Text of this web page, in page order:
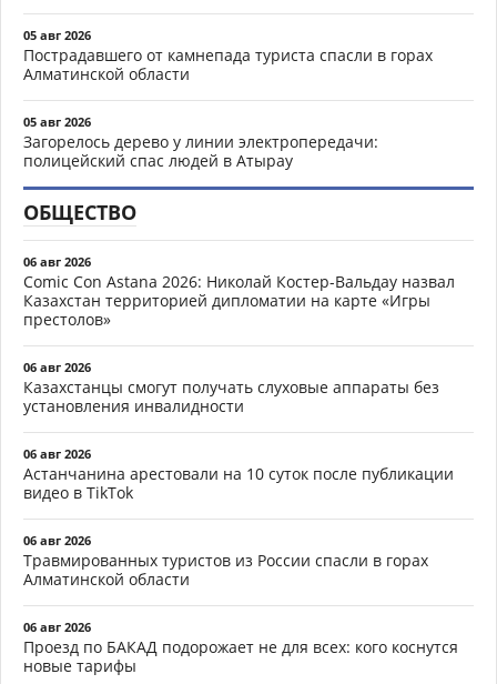
05 авг 2026
Пострадавшего от камнепада туриста спасли в горах
Алматинской области
05 авг 2026
Загорелось дерево у линии электропередачи:
полицейский спас людей в Атырау
ОБЩЕСТВО
06 авг 2026
Comic Con Astana 2026: Николай Костер-Вальдау назвал
Казахстан территорией дипломатии на карте «Игры
престолов»
06 авг 2026
Казахстанцы смогут получать слуховые аппараты без
установления инвалидности
06 авг 2026
Астанчанина арестовали на 10 суток после публикации
видео в TikTok
06 авг 2026
Травмированных туристов из России спасли в горах
Алматинской области
06 авг 2026
Проезд по БАКАД подорожает не для всех: кого коснутся
новые тарифы